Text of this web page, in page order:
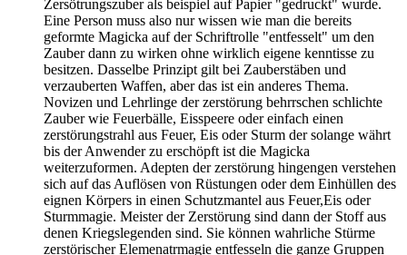
Zersötrungszuber als beispiel auf Papier "gedruckt" wurde.
Eine Person muss also nur wissen wie man die bereits
geformte Magicka auf der Schriftrolle "entfesselt" um den
Zauber dann zu wirken ohne wirklich eigene kenntisse zu
besitzen. Dasselbe Prinzipt gilt bei Zauberstäben und
verzauberten Waffen, aber das ist ein anderes Thema.
Novizen und Lehrlinge der zerstörung behrrschen schlichte
Zauber wie Feuerbälle, Eisspeere oder einfach einen
zerstörungstrahl aus Feuer, Eis oder Sturm der solange währt
bis der Anwender zu erschöpft ist die Magicka
weiterzuformen. Adepten der zerstörung hingengen verstehen
sich auf das Auflösen von Rüstungen oder dem Einhüllen des
eignen Körpers in einen Schutzmantel aus Feuer,Eis oder
Sturmmagie. Meister der Zerstörung sind dann der Stoff aus
denen Kriegslegenden sind. Sie können wahrliche Stürme
zerstörischer Elemenatrmagie entfesseln die ganze Gruppen